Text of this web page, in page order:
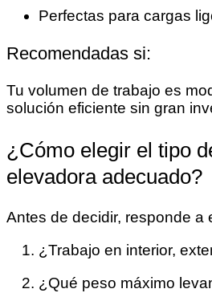
Perfectas para cargas
Recomendadas si:
Tu volumen de trabajo es
solución eficiente sin gran
¿Cómo elegir el tipo
elevadora adecuado?
Antes de decidir, responde a
¿Trabajo en interior,
¿Qué peso máximo